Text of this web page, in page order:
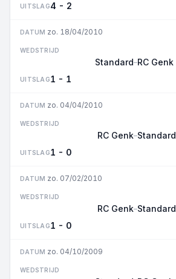
UITSLAG4 - 2
DATUM zo. 18/04/2010
WEDSTRIJD
Standard–RC Genk
UITSLAG1 - 1
DATUM zo. 04/04/2010
WEDSTRIJD
RC Genk–Standard
UITSLAG1 - 0
DATUM zo. 07/02/2010
WEDSTRIJD
RC Genk–Standard
UITSLAG1 - 0
DATUM zo. 04/10/2009
WEDSTRIJD